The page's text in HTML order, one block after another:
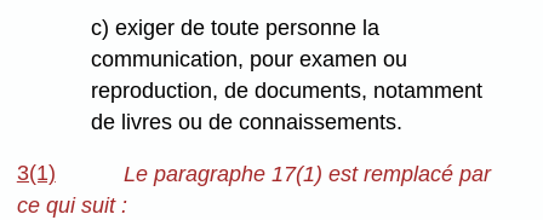
c) exiger de toute personne la
communication, pour examen ou
reproduction, de documents, notamment
de livres ou de connaissements.
3(1)
Le paragraphe 17(1) est remplacé par
ce qui suit :